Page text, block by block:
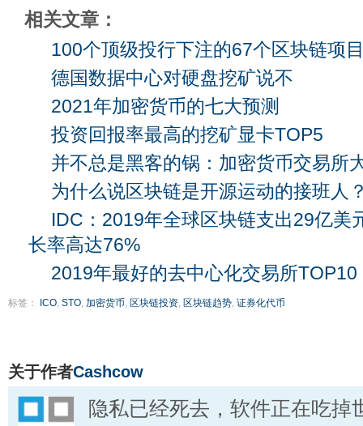
相关文章：
100个顶级投行下注的67个区块链项
德国数据中心对硬盘挖矿说不
2021年加密货币的七大预测
投资回报率最高的挖矿显卡TOP5
并不总是黑客的锅：加密货币交易所
为什么说区块链是开源运动的接班人
IDC：2019年全球区块链支出29亿美
长率高达76%
2019年最好的去中心化交易所TOP10
标签： ICO, STO, 加密货币, 区块链投资, 区块链趋势, 证券化代币
关于作者Cashcow
隐私已经死去，软件正在吃掉